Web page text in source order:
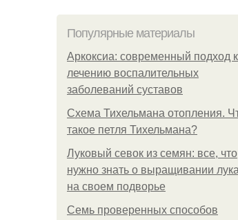
Популярные материалы
Аркоксиа: современный подход к
лечению воспалительных
заболеваний суставов
Схема Тихельмана отопления.
такое петля Тихельмана?
Луковый севок из семян: все, что
нужно знать о выращивании лука
на своем подворье
Семь проверенных способов